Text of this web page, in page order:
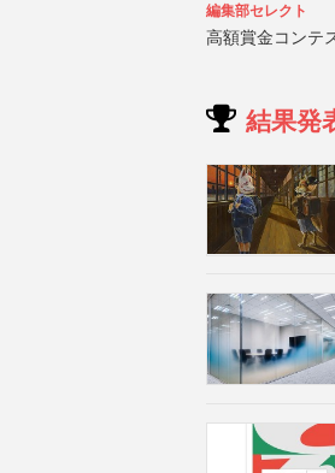
編集部セレクト
高額賞金コンテ
結果発